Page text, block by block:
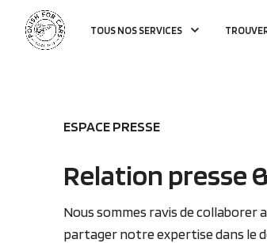
TOUS NOS SERVICES
ESPACE PRESSE
Relation presse
Nous sommes ravis de collaborer
partager notre expertise dans le